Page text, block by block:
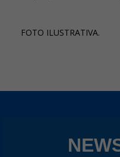
FOTO ILUSTRATIVA.